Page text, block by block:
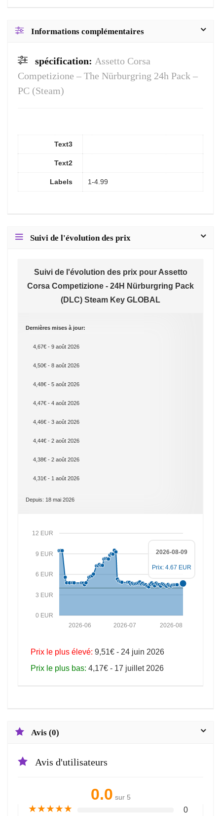
Informations complémentaires
spécification: Assetto Corsa
Competizione – The Nürburgring 24h Pack –
PC (Steam)
Text3
Text2
Labels 1-4.99
Suivi de l'évolution des prix
Suivi de l'évolution des prix pour Assetto
Corsa Competizione - 24H Nürburgring Pack
(DLC) Steam Key GLOBAL
Dernières mises à jour:
4,67€ - 9 août 2026
4,50€ - 8 août 2026
4,48€ - 5 août 2026
4,47€ - 4 août 2026
4,46€ - 3 août 2026
4,44€ - 2 août 2026
4,38€ - 2 août 2026
4,31€ - 1 août 2026
Depuis: 18 mai 2026
0 EUR
3 EUR
6 EUR
9 EUR
12 EUR
2026-08
2026-07
2026-06
2026-08-09
Prix: 4.67 EUR
Prix le plus élevé: 9,51€ - 24 juin 2026
Prix le plus bas: 4,17€ - 17 juillet 2026
Avis (0)
Avis d'utilisateurs
0.0 sur 5
★★★★★ 0